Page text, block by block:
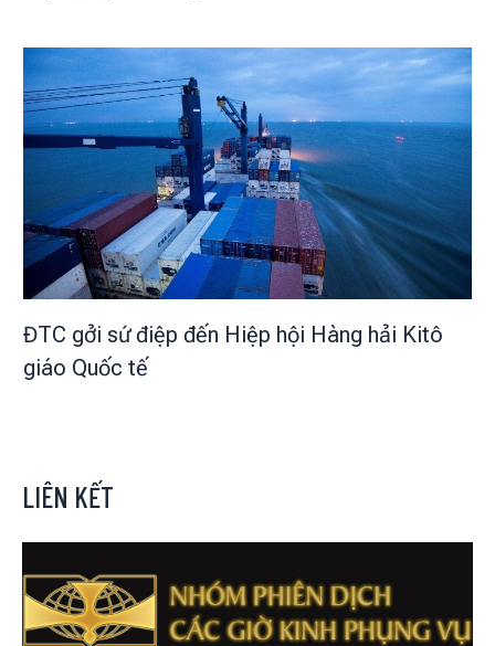
ĐTC gởi sứ điệp đến Hiệp hội Hàng hải Kitô
giáo Quốc tế
LIÊN KẾT